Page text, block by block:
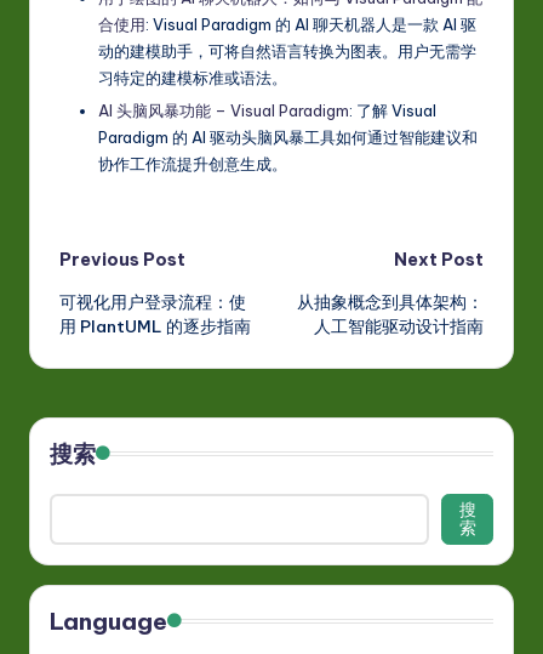
合使用: Visual Paradigm 的 AI 聊天机器人是一款 AI 驱
动的建模助手，可将自然语言转换为图表。用户无需学
习特定的建模标准或语法。
AI 头脑风暴功能 – Visual Paradigm: 了解 Visual
Paradigm 的 AI 驱动头脑风暴工具如何通过智能建议和
协作工作流提升创意生成。
Post
navigation
Previous Post
可视化用户登录流程：使
用 PlantUML 的逐步指南
Next Post
从抽象概念到具体架构：
人工智能驱动设计指南
搜索
搜
索
Language